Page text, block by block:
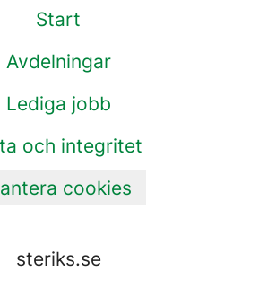
Start
Avdelningar
Lediga jobb
och integritet
cookies
steriks.se